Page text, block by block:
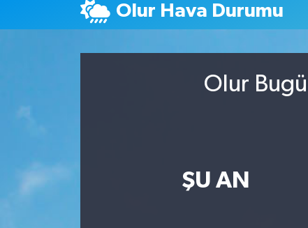
Olur Hava Durumu
Olur
ŞU AN
Van Trafik Yoğunluk Haritası
Süper Lig Puan Durumu ve Fikstür
Haber Arşivi